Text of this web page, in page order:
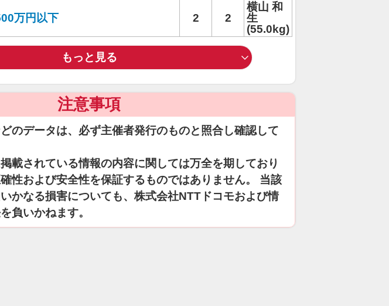
万円以下 2 2
横山 和
生
(55.0kg)
もっと見る
注意事項
のデータは、必ず主催者発行のものと照合し確認して
載されている情報の内容に関しては万全を期しており
性および安全性を保証するものではありません。 当該
かなる損害についても、株式会社NTTドコモおよび情
負いかねます。